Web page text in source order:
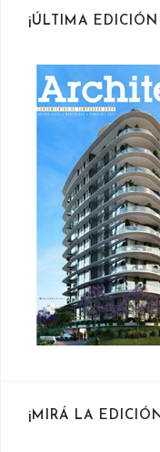
¡ÚLTIMA
¡MIRÁ LA